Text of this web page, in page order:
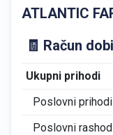
ATLANTIC
🧾 Račun
Ukupni prihodi
Poslovni prihodi
Poslovni